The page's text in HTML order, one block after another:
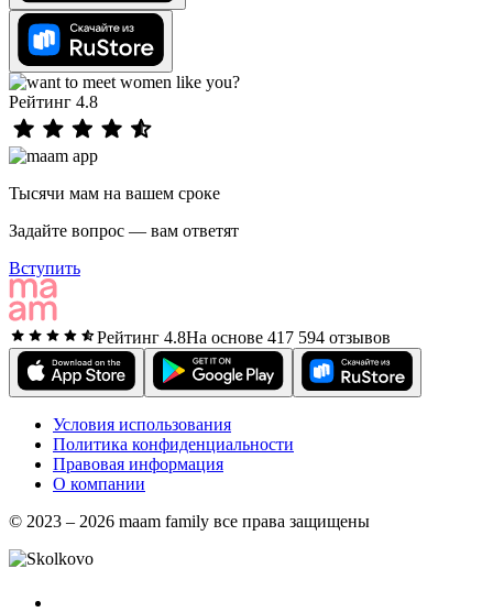
Рейтинг 4.8
Тысячи мам на вашем сроке
Задайте вопрос — вам ответят
Вступить
Рейтинг 4.8На основе 417 594 отзывов
Условия использования
Политика конфиденциальности
Правовая информация
О компании
© 2023 – 2026 maam family все права защищены